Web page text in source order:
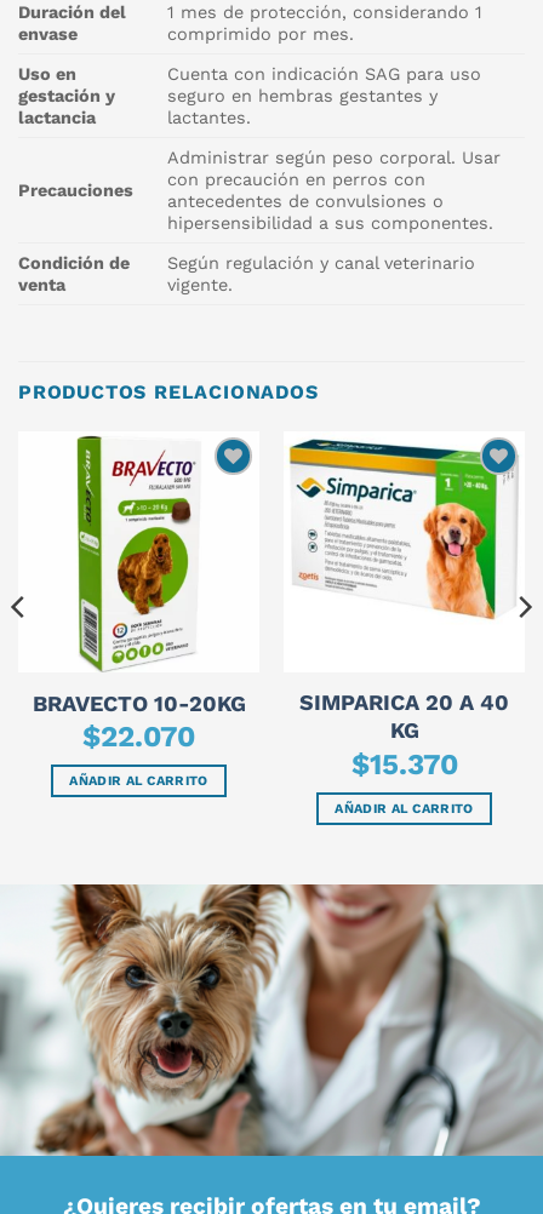
Duración del
envase
1 mes de protección, considerando 1
comprimido por mes.
Uso en
gestación y
lactancia
Cuenta con indicación SAG para uso
seguro en hembras gestantes y
lactantes.
Precauciones
Administrar según peso corporal. Usar
con precaución en perros con
antecedentes de convulsiones o
hipersensibilidad a sus componentes.
Condición de
venta
Según regulación y canal veterinario
vigente.
PRODUCTOS RELACIONADOS
BRAVECTO 10-20KG
$22.070
AÑADIR AL CARRITO
SIMPARICA 20 A 40
KG
$15.370
AÑADIR AL CARRITO
¿Quieres recibir ofertas en tu email?